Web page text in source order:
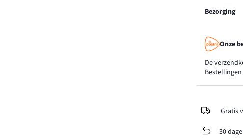
Bezorging
Onze
De
Gratis
30